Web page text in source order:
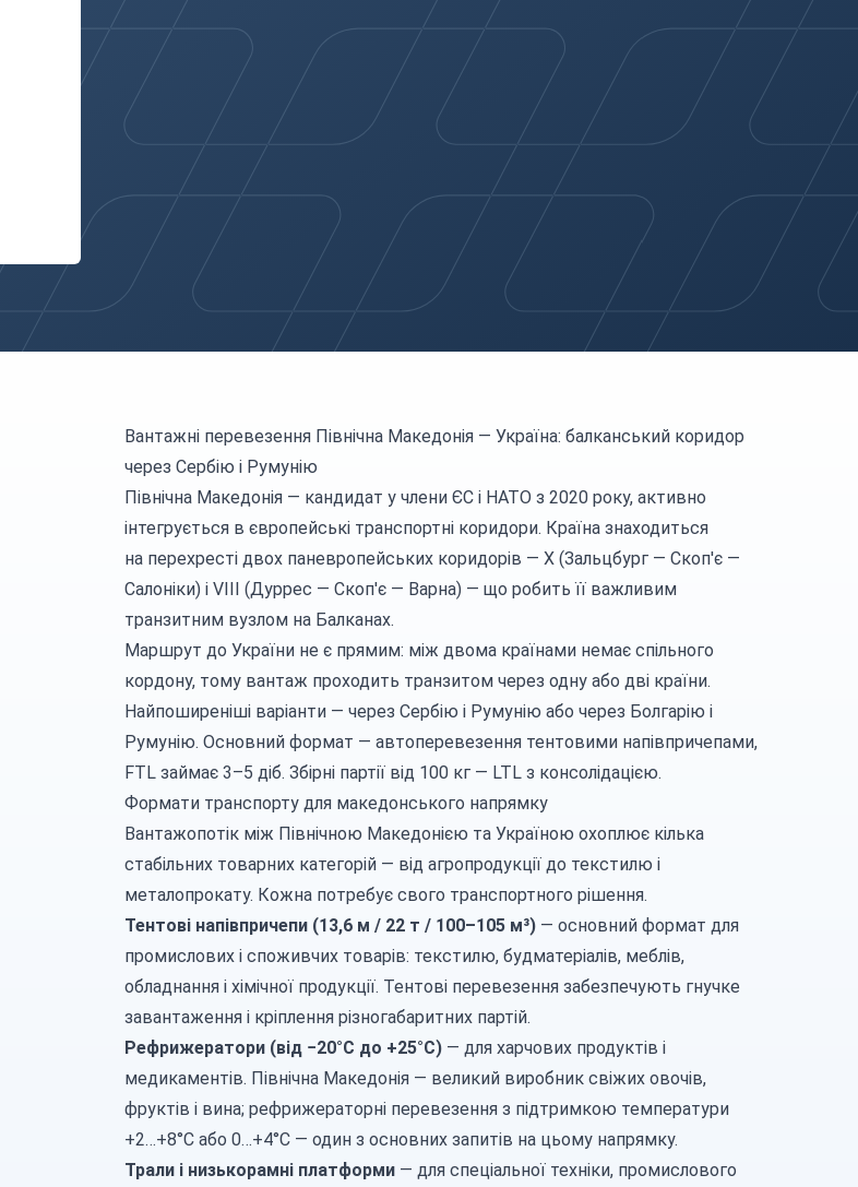
Вантажні перевезення Північна Македонія — Україна: балканський коридор
через Сербію і Румунію
Північна Македонія — кандидат у члени ЄС і НАТО з 2020 року, активно
інтегрується в європейські транспортні коридори. Країна знаходиться
на перехресті двох паневропейських коридорів — X (Зальцбург — Скоп'є —
Салоніки) і VIII (Дуррес — Скоп'є — Варна) — що робить її важливим
транзитним вузлом на Балканах.
Маршрут до України не є прямим: між двома країнами немає спільного
кордону, тому вантаж проходить транзитом через одну або дві країни.
Найпоширеніші варіанти — через Сербію і Румунію або через Болгарію і
Румунію. Основний формат — автоперевезення тентовими напівпричепами,
FTL займає 3–5 діб. Збірні партії від 100 кг — LTL з консолідацією.
Формати транспорту для македонського напрямку
Вантажопотік між Північною Македонією та Україною охоплює кілька
стабільних товарних категорій — від агропродукції до текстилю і
металопрокату. Кожна потребує свого транспортного рішення.
Тентові напівпричепи (13,6 м / 22 т / 100–105 м³) — основний формат для
промислових і споживчих товарів: текстилю, будматеріалів, меблів,
обладнання і хімічної продукції. Тентові перевезення забезпечують гнучке
завантаження і кріплення різногабаритних партій.
Рефрижератори (від −20°C до +25°C) — для харчових продуктів і
медикаментів. Північна Македонія — великий виробник свіжих овочів,
фруктів і вина; рефрижераторні перевезення з підтримкою температури
+2…+8°C або 0…+4°C — один з основних запитів на цьому напрямку.
Трали і низькорамні платформи — для спеціальної техніки, промислового